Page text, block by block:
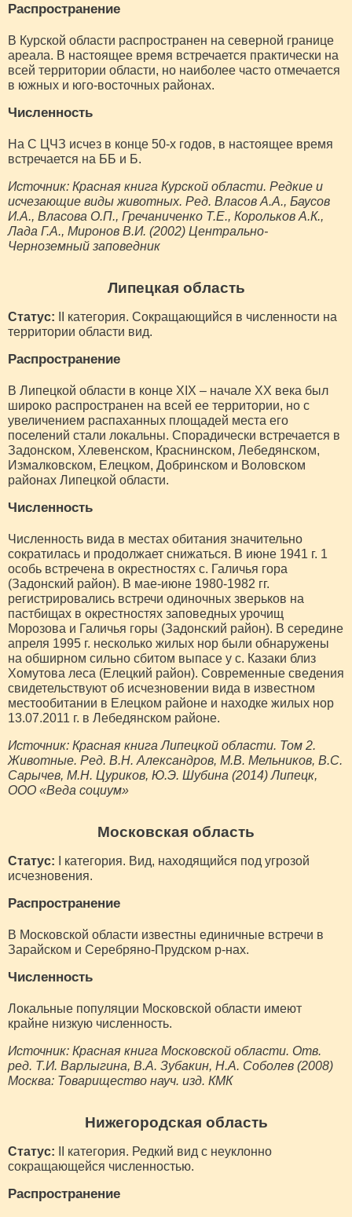
Распространение
В Курской области распространен на северной границе
ареала. В настоящее время встречается практически на
всей территории области, но наиболее часто отмечается
в южных и юго-восточных районах.
Численность
На С ЦЧЗ исчез в конце 50-х годов, в настоящее время
встречается на ББ и Б.
Источник: Красная книга Курской области. Редкие и
исчезающие виды животных. Ред. Власов А.А., Баусов
И.А., Власова О.П., Гречаниченко Т.Е., Корольков А.К.,
Лада Г.А., Миронов В.И. (2002) Центрально-
Черноземный заповедник
Липецкая область
Статус: II категория. Сокращающийся в численности на
территории области вид.
Распространение
В Липецкой области в конце XIX – начале XX века был
широко распространен на всей ее территории, но с
увеличением распаханных площадей места его
поселений стали локальны. Спорадически встречается в
Задонском, Хлевенском, Краснинском, Лебедянском,
Измалковском, Елецком, Добринском и Воловском
районах Липецкой области.
Численность
Численность вида в местах обитания значительно
сократилась и продолжает снижаться. В июне 1941 г. 1
особь встречена в окрестностях с. Галичья гора
(Задонский район). В мае-июне 1980-1982 гг.
регистрировались встречи одиночных зверьков на
пастбищах в окрестностях заповедных урочищ
Морозова и Галичья горы (Задонский район). В середине
апреля 1995 г. несколько жилых нор были обнаружены
на обширном сильно сбитом выпасе у с. Казаки близ
Хомутова леса (Елецкий район). Современные сведения
свидетельствуют об исчезновении вида в известном
местообитании в Елецком районе и находке жилых нор
13.07.2011 г. в Лебедянском районе.
Источник: Красная книга Липецкой области. Том 2.
Животные. Ред. В.Н. Александров, М.В. Мельников, В.С.
Сарычев, М.Н. Цуриков, Ю.Э. Шубина (2014) Липецк,
ООО «Веда социум»
Московская область
Статус: I категория. Вид, находящийся под угрозой
исчезновения.
Распространение
В Московской области известны единичные встречи в
Зарайском и Серебряно-Прудском р-нах.
Численность
Локальные популяции Московской области имеют
крайне низкую численность.
Источник: Красная книга Московской области. Отв.
ред. Т.И. Варлыгина, В.А. Зубакин, Н.А. Соболев (2008)
Москва: Товарищество науч. изд. КМК
Нижегородская область
Статус: II категория. Редкий вид с неуклонно
сокращающейся численностью.
Распространение